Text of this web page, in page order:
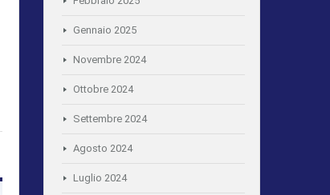
Gennaio 2025
Novembre 2024
Ottobre 2024
Settembre 2024
Agosto 2024
Luglio 2024